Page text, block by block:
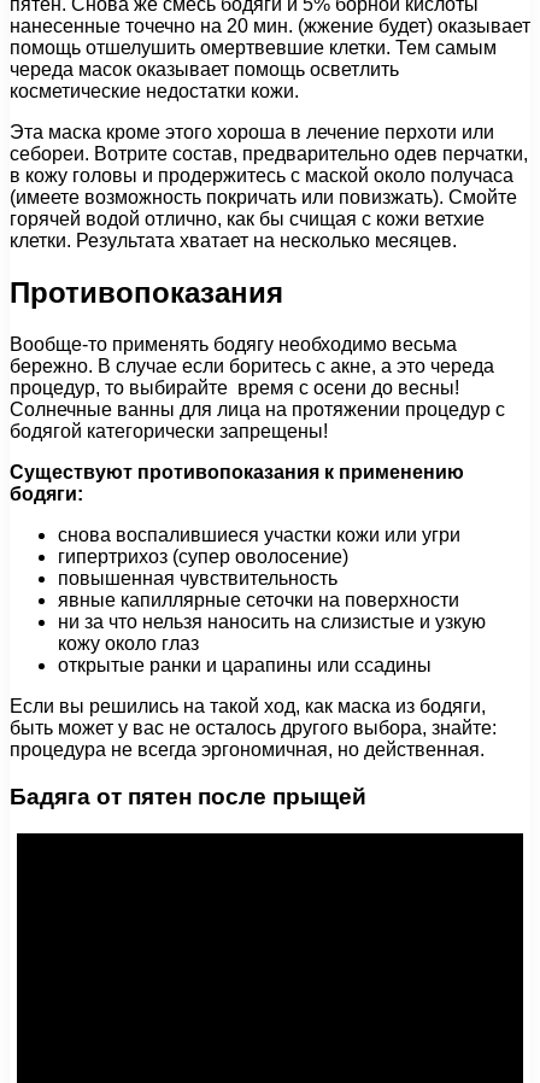
пятен. Снова же смесь бодяги и 5% борной кислоты
нанесенные точечно на 20 мин. (жжение будет) оказывает
помощь отшелушить омертвевшие клетки. Тем самым
череда масок оказывает помощь осветлить
косметические недостатки кожи.
Эта маска кроме этого хороша в лечение перхоти или
себореи. Вотрите состав, предварительно одев перчатки,
в кожу головы и продержитесь с маской около получаса
(имеете возможность покричать или повизжать). Смойте
горячей водой отлично, как бы счищая с кожи ветхие
клетки. Результата хватает на несколько месяцев.
Противопоказания
Вообще-то применять бодягу необходимо весьма
бережно. В случае если боритесь с акне, а это череда
процедур, то выбирайте время с осени до весны!
Солнечные ванны для лица на протяжении процедур с
бодягой категорически запрещены!
Существуют противопоказания к применению
бодяги:
снова воспалившиеся участки кожи или угри
гипертрихоз (супер оволосение)
повышенная чувствительность
явные капиллярные сеточки на поверхности
ни за что нельзя наносить на слизистые и узкую
кожу около глаз
открытые ранки и царапины или ссадины
Если вы решились на такой ход, как маска из бодяги,
быть может у вас не осталось другого выбора, знайте:
процедура не всегда эргономичная, но действенная.
Бадяга от пятен после прыщей